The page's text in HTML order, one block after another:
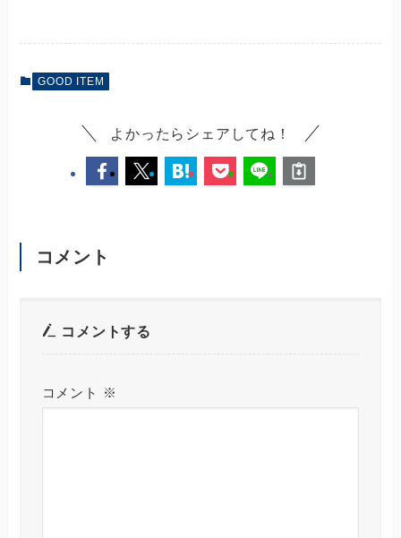
GOOD ITEM
よかったらシェアしてね！
コメント
コメントする
コメント ※